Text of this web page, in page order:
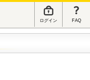
ログイン FAQ